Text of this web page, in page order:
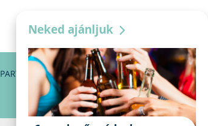
PARTNEREINK KAPCSOLAT
Neked ajánljuk